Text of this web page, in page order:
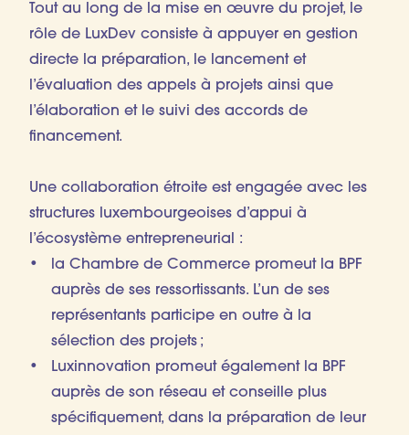
Tout au long de la mise en œuvre du projet, le
rôle de LuxDev consiste à appuyer en gestion
directe la préparation, le lancement et
l’évaluation des appels à projets ainsi que
l’élaboration et le suivi des accords de
financement.
Une collaboration étroite est engagée avec les
structures luxembourgeoises d’appui à
l’écosystème entrepreneurial :
la Chambre de Commerce promeut la BPF
auprès de ses ressortissants. L’un de ses
représentants participe en outre à la
sélection des projets ;
Luxinnovation promeut également la BPF
auprès de son réseau et conseille plus
spécifiquement, dans la préparation de leur